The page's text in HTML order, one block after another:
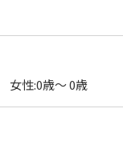
女性:0歳～ 0歳